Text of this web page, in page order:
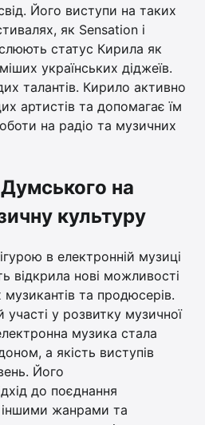
Його виступи на таких
як Sensation і
статус Кирила як
українських діджеїв.
талантів. Кирило активно
артистів та допомагає їм
на радіо та музичних
на
культуру
в електронній музиці
відкрила нові можливості
та продюсерів.
участі у розвитку музичної
музика стала
а якість виступів
Його
до поєднання
іншими жанрами та